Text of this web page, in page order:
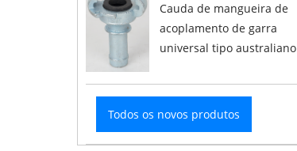
Cauda de mangueira de
acoplamento de garra
universal tipo australiano
Todos os novos produtos